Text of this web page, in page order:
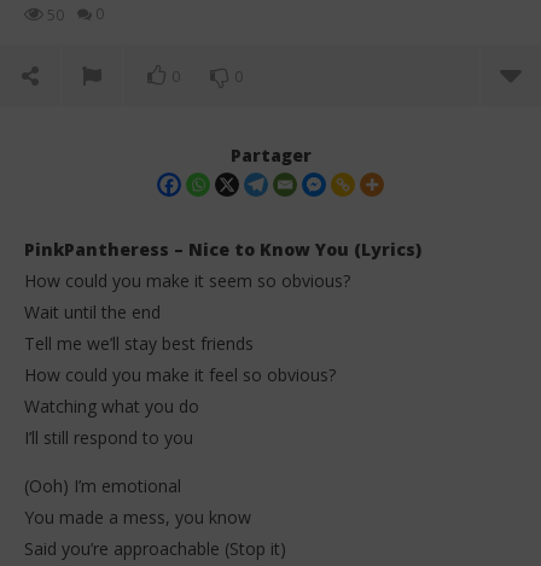
50 0
0 0
PinkPantheress – Nice to Know You (Lyrics)
21
janvier
2026
Partager
PinkPantheress – Nice to Know You (Lyrics)
How could you make it seem so obvious?
Wait until the end
Tell me we’ll stay best friends
How could you make it feel so obvious?
Watching what you do
I’ll still respond to you
(Ooh) I’m emotional
You made a mess, you know
Said you’re approachable (Stop it)